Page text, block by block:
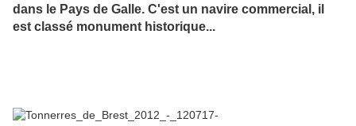
dans le Pays de Galle. C'est un navire commercial, il
est classé monument historique...